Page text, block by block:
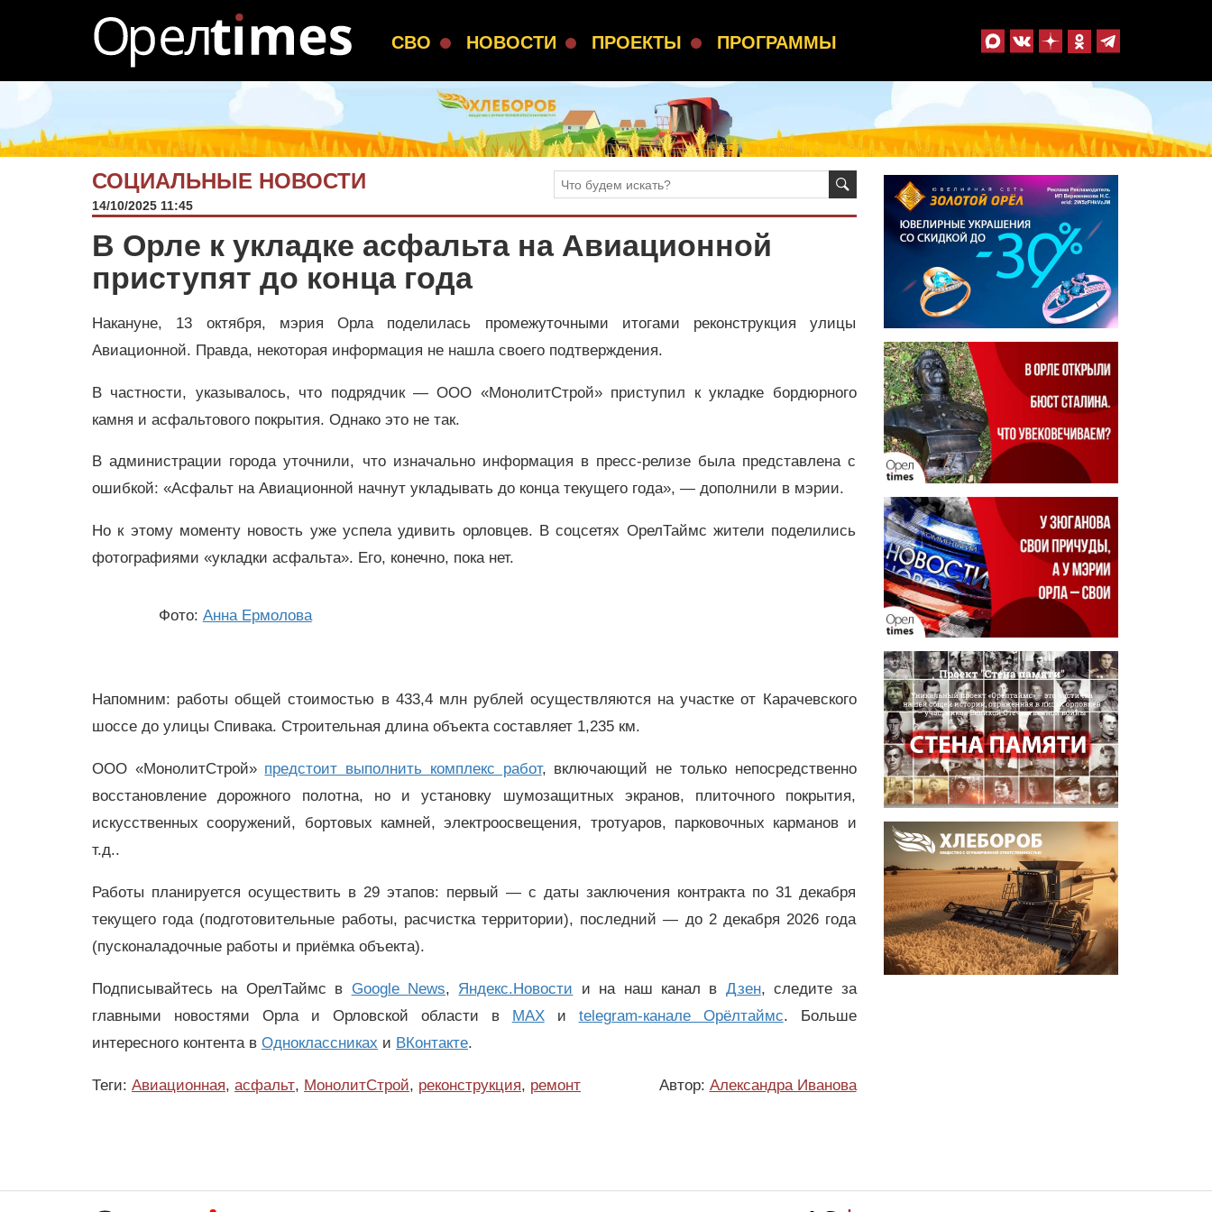
СВО НОВОСТИ ПРОЕКТЫ ПРОГРАММЫ
СОЦИАЛЬНЫЕ НОВОСТИ
14/10/2025 11:45
В Орле к укладке асфальта на Авиационной
приступят до конца года
Накануне, 13 октября, мэрия Орла поделилась промежуточными итогами реконструкция улицы
Авиационной. Правда, некоторая информация не нашла своего подтверждения.
В частности, указывалось, что подрядчик — ООО «МонолитСтрой» приступил к укладке бордюрного
камня и асфальтового покрытия. Однако это не так.
В администрации города уточнили, что изначально информация в пресс-релизе была представлена с
ошибкой: «Асфальт на Авиационной начнут укладывать до конца текущего года», — дополнили в мэрии.
Но к этому моменту новость уже успела удивить орловцев. В соцсетях ОрелТаймс жители поделились
фотографиями «укладки асфальта». Его, конечно, пока нет.
Фото: Анна Ермолова
Напомним: работы общей стоимостью в 433,4 млн рублей осуществляются на участке от Карачевского
шоссе до улицы Спивака. Строительная длина объекта составляет 1,235 км.
ООО «МонолитСтрой» предстоит выполнить комплекс работ, включающий не только непосредственно
восстановление дорожного полотна, но и установку шумозащитных экранов, плиточного покрытия,
искусственных сооружений, бортовых камней, электроосвещения, тротуаров, парковочных карманов и
т.д..
Работы планируется осуществить в 29 этапов: первый — с даты заключения контракта по 31 декабря
текущего года (подготовительные работы, расчистка территории), последний — до 2 декабря 2026 года
(пусконаладочные работы и приёмка объекта).
Подписывайтесь на ОрелТаймс в Google News, Яндекс.Новости и на наш канал в Дзен, следите за
главными новостями Орла и Орловской области в MAXи telegram-канале Орёлтаймс. Больше
интересного контента в Одноклассниках и ВКонтакте.
Теги: Авиационная, асфальт, МонолитСтрой, реконструкция, ремонт Автор: Александра Иванова